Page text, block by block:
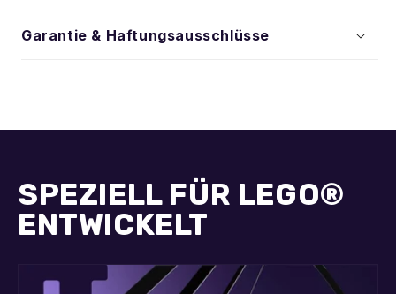
Garantie & Haftungsausschlüsse
SPEZIELL FÜR LEGO®
ENTWICKELT